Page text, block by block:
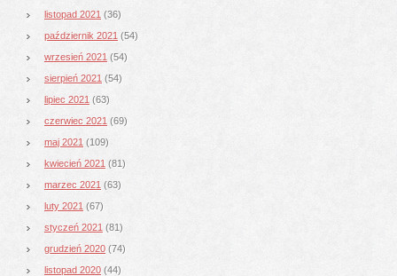
listopad 2021 (36)
październik 2021 (54)
wrzesień 2021 (54)
sierpień 2021 (54)
lipiec 2021 (63)
czerwiec 2021 (69)
maj 2021 (109)
kwiecień 2021 (81)
marzec 2021 (63)
luty 2021 (67)
styczeń 2021 (81)
grudzień 2020 (74)
listopad 2020 (44)